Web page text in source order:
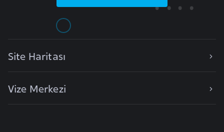
Site Haritası
Vize Merkezi
a
i